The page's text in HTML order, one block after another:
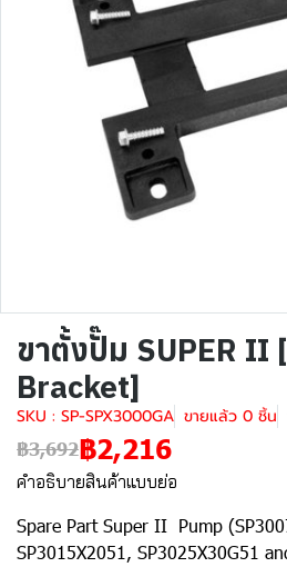
ขาตั้งปั๊ม SUPER II
Bracket]
SKU : SP-SPX3000GA ขายแล้ว 0 ชิ้น
฿3,692฿2,216
คำอธิบายสินค้าแบบย่อ
Spare Part Super II Pump
SP3015X2051, SP3025X30G51